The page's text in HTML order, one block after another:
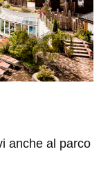
anche al parco